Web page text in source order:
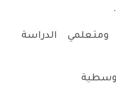
الدراسة